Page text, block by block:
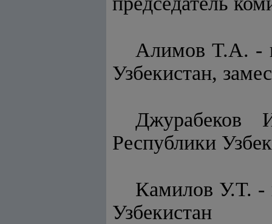
Алимов Т.А. -
Узбекистан,
Джурабеков
Республики
Камилов У.Т. -
Узбекистан